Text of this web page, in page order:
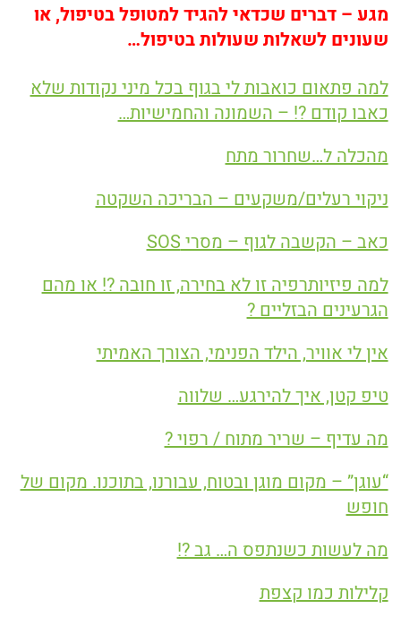
מגע – דברים שכדאי להגיד למטופל בטיפול, או
שעונים לשאלות שעולות בטיפול…
למה פתאום כואבות לי בגוף בכל מיני נקודות שלא
כאבו קודם ?! – השמונה והחמישיות…
מהכלה ל…שחרור מתח
ניקוי רעלים/משקעים – הבריכה השקטה
כאב – הקשבה לגוף – מסרי SOS
למה פיזיותרפיה זו לא בחירה, זו חובה ?! או מהם
הגרעינים הבזליים ?
אין לי אוויר, הילד הפנימי, הצורך האמיתי
טיפ קטן, איך להירגע… שלווה
מה עדיף – שריר מתוח / רפוי ?
“עוגן” – מקום מוגן ובטוח, עבורנו, בתוכנו. מקום של
חופש
מה לעשות כשנתפס ה… גב ?!
קלילות כמו קצפת